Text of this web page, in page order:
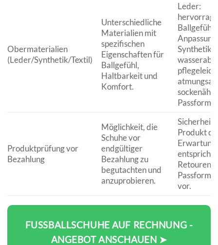
Obermaterialien
(Leder/Synthetik/Textil)
Unterschiedliche
Materialien mit
spezifischen
Eigenschaften für
Ballgefühl,
Haltbarkeit und
Komfort.
Leder:
Ballgefühl,
Synthetik:
Passform.
Produktprüfung vor
Bezahlung
Möglichkeit, die
Schuhe vor
endgültiger
Bezahlung zu
begutachten und
anzuprobieren.
Sicherheit,
Produkt
entspricht,
Retouren
vor.
FUSSBALLSCHUHE AUF RECHNUNG - A
NGEBOT ANSCHAUEN ➤